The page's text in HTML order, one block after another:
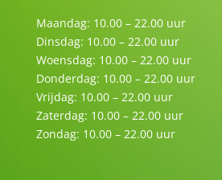
Maandag: 10.00 – 22.00 uur
Dinsdag: 10.00 – 22.00 uur
Woensdag: 10.00 – 22.00 uur
Donderdag: 10.00 – 22.00 uur
Vrijdag: 10.00 – 22.00 uur
Zaterdag: 10.00 – 22.00 uur
Zondag: 10.00 – 22.00 uur